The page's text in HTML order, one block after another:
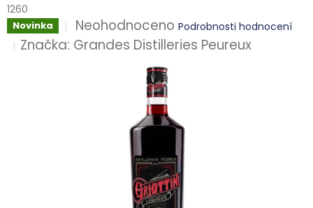
1260
Novinka
Průměrné
hodnocení
hvězdiček.
Neohodnoceno Podrobnosti hodnocení
Značka: Grandes Distilleries Peureux